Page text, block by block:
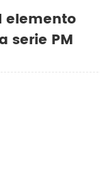
elemento
serie PM